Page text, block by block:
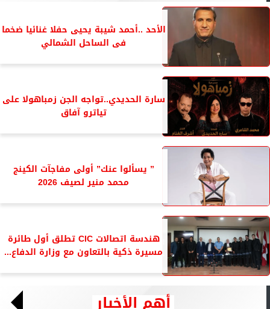
الأحد ..أحمد شيبة يحيى حفلا غنائيا ضخما
فى الساحل الشمالي
سارة الحديدي..تواجه الجن زمباهولا على
تياترو آفاق
” يسألوا عنك” أولى مفاجآت الكينج
محمد منير لصيف 2026
هندسة اتصالات CIC تطلق أول طائرة
مسيرة ذكية بالتعاون مع وزارة الدفاع...
أهم الأخبار